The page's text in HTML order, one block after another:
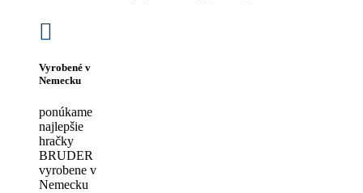
Vyrobené v
Nemecku
ponúkame
najlepšie
hračky
BRUDER
vyrobene v
Nemecku